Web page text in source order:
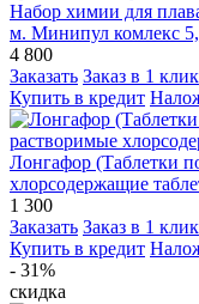
Набор химии для
м. Минипул комлекс
4 800
Заказать Заказ в 1 клик
Купить в кредит
Лонгафор (Таблетки
хлорсодержащие
1 300
Заказать Заказ в 1 клик
Купить в кредит
- 31%
скидка